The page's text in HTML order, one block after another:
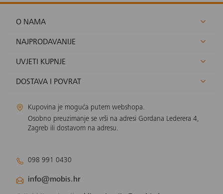
O NAMA
NAJPRODAVANIJE
UVJETI KUPNJE
DOSTAVA I POVRAT
Kupovina je moguća putem webshopa.
Osobno preuzimanje se vrši na adresi Gordana Lederera 4,
Zagreb ili dostavom na adresu.
098 991 0430
info@mobis.hr